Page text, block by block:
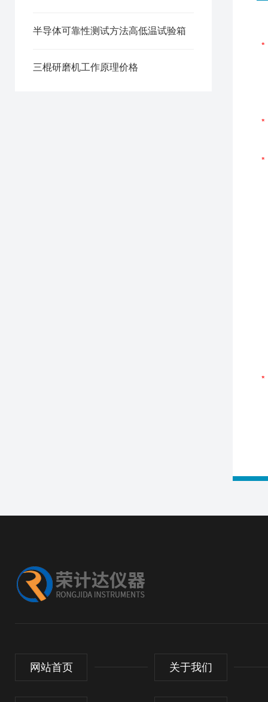
半导体可靠性测试方法高低温试验箱
三棍研磨机工作原理价格
网站首页 关于我们